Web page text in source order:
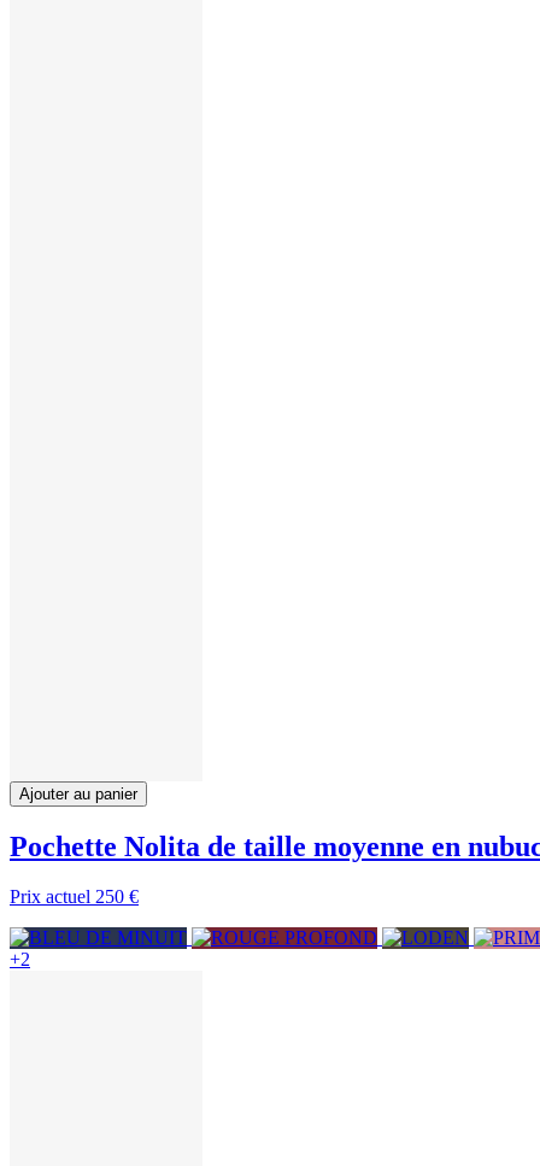
Ajouter au panier
Pochette Nolita de taille moyenne en
Prix actuel 250 €
+2